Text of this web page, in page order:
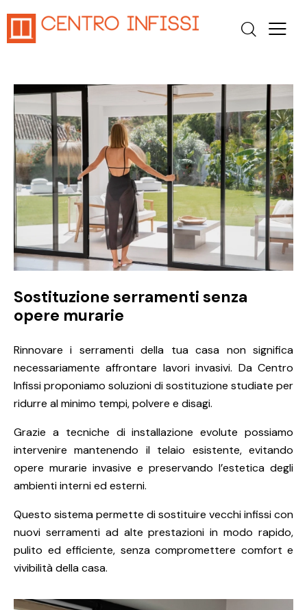
Sostituzione serramenti senza
opere murarie
Rinnovare i serramenti della tua casa non significa
necessariamente affrontare lavori invasivi. Da Centro
Infissi proponiamo soluzioni di sostituzione studiate per
ridurre al minimo tempi, polvere e disagi.
Grazie a tecniche di installazione evolute possiamo
intervenire mantenendo il telaio esistente, evitando
opere murarie invasive e preservando l’estetica degli
ambienti interni ed esterni.
Questo sistema permette di sostituire vecchi infissi con
nuovi serramenti ad alte prestazioni in modo rapido,
pulito ed efficiente, senza compromettere comfort e
vivibilità della casa.